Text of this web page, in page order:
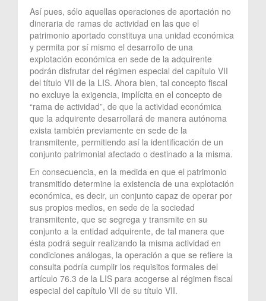
Así pues, sólo aquellas operaciones de aportación no
dineraria de ramas de actividad en las que el
patrimonio aportado constituya una unidad económica
y permita por sí mismo el desarrollo de una
explotación económica en sede de la adquirente
podrán disfrutar del régimen especial del capítulo VII
del título VII de la LIS. Ahora bien, tal concepto fiscal
no excluye la exigencia, implícita en el concepto de
“rama de actividad”, de que la actividad económica
que la adquirente desarrollará de manera autónoma
exista también previamente en sede de la
transmitente, permitiendo así la identificación de un
conjunto patrimonial afectado o destinado a la misma.
En consecuencia, en la medida en que el patrimonio
transmitido determine la existencia de una explotación
económica, es decir, un conjunto capaz de operar por
sus propios medios, en sede de la sociedad
transmitente, que se segrega y transmite en su
conjunto a la entidad adquirente, de tal manera que
ésta podrá seguir realizando la misma actividad en
condiciones análogas, la operación a que se refiere la
consulta podría cumplir los requisitos formales del
artículo 76.3 de la LIS para acogerse al régimen fiscal
especial del capítulo VII de su título VII.